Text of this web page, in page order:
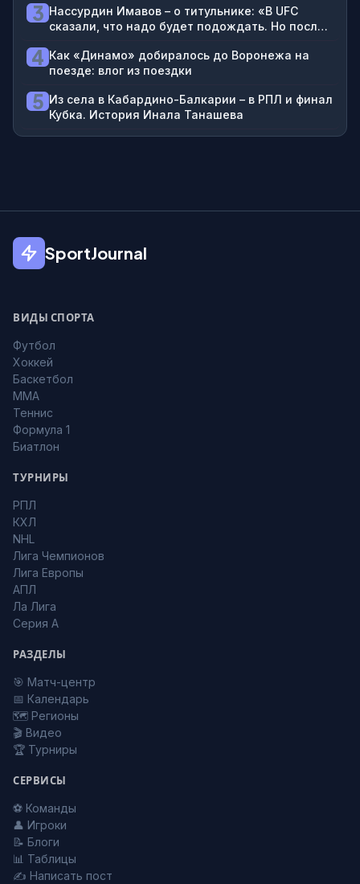
3 Нассурдин Имавов – о титульнике: «В UFC
сказали, что надо будет подождать. Но после
за пояс»
4 Как «Динамо» добиралось до Воронежа на
поезде: влог из поездки
5 Из села в Кабардино-Балкарии – в РПЛ и финал
Кубка. История Инала Танашева
SportJournal
ВИДЫ СПОРТА
Футбол
Хоккей
Баскетбол
MMA
Теннис
Формула 1
Биатлон
ТУРНИРЫ
РПЛ
КХЛ
NHL
Лига Чемпионов
Лига Европы
АПЛ
Ла Лига
Серия А
РАЗДЕЛЫ
🎯 Матч-центр
📅 Календарь
🗺️ Регионы
🎬 Видео
🏆 Турниры
СЕРВИСЫ
⚽ Команды
👤 Игроки
📝 Блоги
📊 Таблицы
✍️ Написать пост